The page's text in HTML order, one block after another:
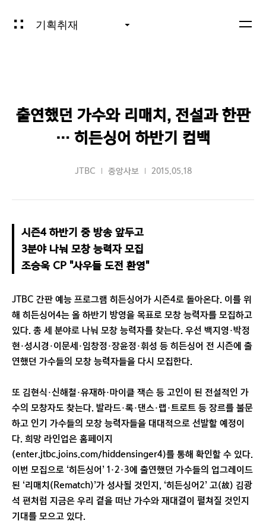
기획취재
출연했던 가수와 리매치, 전설과 한판
… 히든싱어 하반기 컴백
JTBC 중앙사보 2015.05.18
시즌4 하반기 중 방송 앞두고
3분야 나눠 모창 능력자 모집
조승욱 CP "사우들 도전 환영"
JTBC 간판 예능 프로그램 히든싱어가 시즌4로 돌아온다. 이를 위
해 히든싱어4는 올 하반기 방영을 목표로 모창 능력자를 모집하고
있다. 총 세 분야로 나눠 모창 능력자를 찾는다. 우선 백지영·박정
현·성시경·이문세·임창정·장윤정·휘성 등 히든싱어 전 시즌에 출
연했던 가수들의 모창 능력자들을 다시 모집한다.
또 김현식·신해철·유재하·마이클 잭슨 등 고인이 된 전설적인 가
수의 모창자도 찾는다. 발라드·록·댄스·랩·트로트 등 장르를 불문
하고 인기 가수들의 모창 능력자들을 대대적으로 선발할 예정이
다. 희망 라인업은 홈페이지
(enter.jtbc.joins.com/hiddensinger4)를 통해 확인할 수 있다.
이번 모집으로 ‘히든싱어’ 1·2·3에 출연했던 가수들의 업그레이드
된 ‘리매치(Rematch)’가 성사될 것인지, ‘히든싱어2’ 고(故) 김광
석 편처럼 지금은 우리 곁을 떠난 가수와 재대결이 펼쳐질 것인지
기대를 모으고 있다.